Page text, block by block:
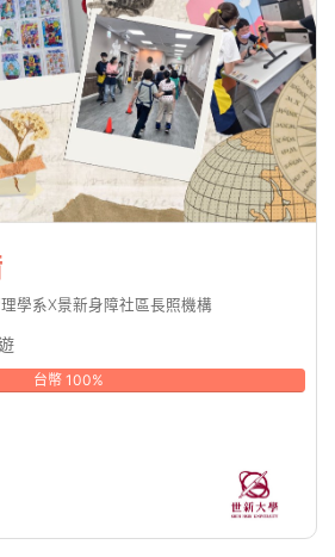
學系X景新身障社區長照機構
台幣 100%